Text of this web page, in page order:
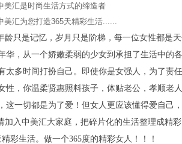
美汇是时尚生活方式的缔造者
美汇为您打造365天精彩生活......
龄只是记忆，岁月只是阶梯，每一位女性都是
华，从一个娇嫩柔弱的少女到承担了生活中的
太多时间打扮自己。即使你是女强人，为了责
性，你温柔贤惠照料孩子，体贴老公，孝顺老
这一切都是为了爱！但女人更应该懂得爱自己
加入中美汇大家庭，把碎片化的生活整理成精
精彩生活。做一个365度的精彩女人！！！